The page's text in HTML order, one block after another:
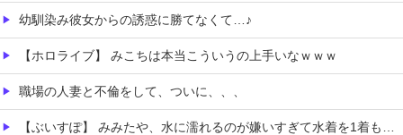
幼馴染み彼女からの誘惑に勝てなくて…♪
【ホロライブ】 みこちは本当こういうの上手いなｗｗｗ
職場の人妻と不倫をして、ついに、、、
【ぶいすぽ】 みみたや、水に濡れるのが嫌いすぎて水着を1着も持っていない→スク水を着せられそうになるｗ